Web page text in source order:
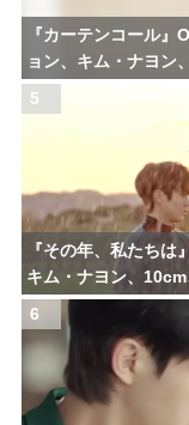
『カーテンコール
ョン、キム・ナヨン
5
『その年、私たちは
キム・ナヨン、
6